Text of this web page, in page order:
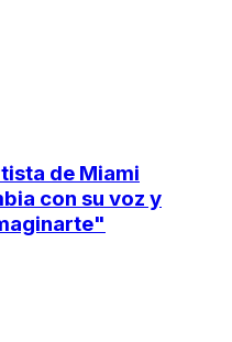
de Miami
con su voz y